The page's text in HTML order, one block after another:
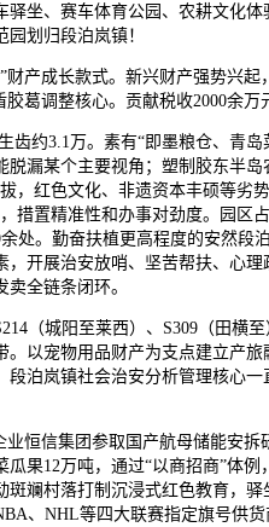
驿坐、赛车体育公园、农耕文化
划归段泊岚镇！
成长款式。新兴财产强势兴起
葛调整核心。贡献税收2000余万
3.1万。素有“即墨粮仓、青岛
脱漏某个主要视角；塑制胶东半
，红色文化、非遗资本丰硕等劣
措置精准性和办事对劲度。园区
处。勤奋扶植更高程度的安然段
，开展治安放哨、坚苦帮扶、心
全链条闭环。
城阳至莱西）、S309（田横至
。以宠物用品财产为支点建立产
泊岚镇社会治安分析管理核心一
信集团参取国产航母储能安拆
瓜果12万吨，通过“以商招商”体
斑斓村落打制沉浸式红色教育，
、NHL等四大联赛指定旗号供